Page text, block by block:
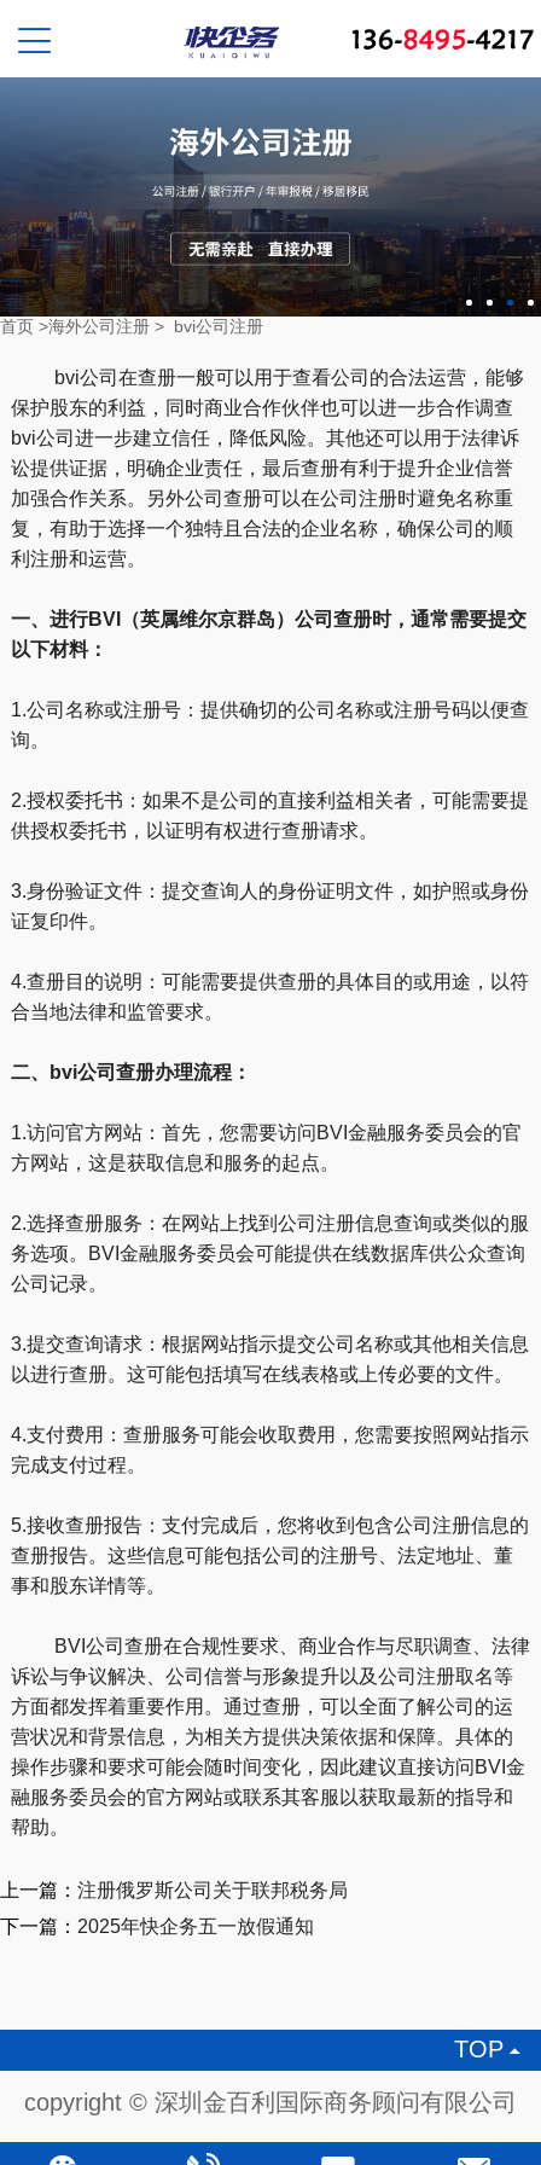
首页 >海外公司注册 > bvi公司注册
bvi公司在查册一般可以用于查看公司的合法运营，能够
保护股东的利益，同时商业合作伙伴也可以进一步合作调查
bvi公司进一步建立信任，降低风险。其他还可以用于法律诉
讼提供证据，明确企业责任，最后查册有利于提升企业信誉
加强合作关系。另外公司查册可以在公司注册时避免名称重
复，有助于选择一个独特且合法的企业名称，确保公司的顺
利注册和运营。
一、进行BVI（英属维尔京群岛）公司查册时，通常需要提交
以下材料：
1.公司名称或注册号：提供确切的公司名称或注册号码以便查
询。
2.授权委托书：如果不是公司的直接利益相关者，可能需要提
供授权委托书，以证明有权进行查册请求。
3.身份验证文件：提交查询人的身份证明文件，如护照或身份
证复印件。
4.查册目的说明：可能需要提供查册的具体目的或用途，以符
合当地法律和监管要求。
二、bvi公司查册办理流程：
1.访问官方网站：首先，您需要访问BVI金融服务委员会的官
方网站，这是获取信息和服务的起点。
2.选择查册服务：在网站上找到公司注册信息查询或类似的服
务选项。BVI金融服务委员会可能提供在线数据库供公众查询
公司记录。
3.提交查询请求：根据网站指示提交公司名称或其他相关信息
以进行查册。这可能包括填写在线表格或上传必要的文件。
4.支付费用：查册服务可能会收取费用，您需要按照网站指示
完成支付过程。
5.接收查册报告：支付完成后，您将收到包含公司注册信息的
查册报告。这些信息可能包括公司的注册号、法定地址、董
事和股东详情等。
BVI公司查册在合规性要求、商业合作与尽职调查、法律
诉讼与争议解决、公司信誉与形象提升以及公司注册取名等
方面都发挥着重要作用。通过查册，可以全面了解公司的运
营状况和背景信息，为相关方提供决策依据和保障。具体的
操作步骤和要求可能会随时间变化，因此建议直接访问BVI金
融服务委员会的官方网站或联系其客服以获取最新的指导和
帮助。
上一篇： 注册俄罗斯公司关于联邦税务局
下一篇： 2025年快企务五一放假通知
TOP
copyright © 深圳金百利国际商务顾问有限公司